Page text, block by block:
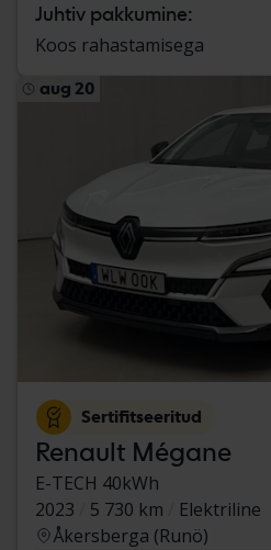
Juhtiv pakkumine:
Koos rahastamisega
aug 20
Sertifitseeritud
Renault Mégane
E-TECH 40kWh
2023
5 730 km
Elektriline
Åkersberga (Runö)